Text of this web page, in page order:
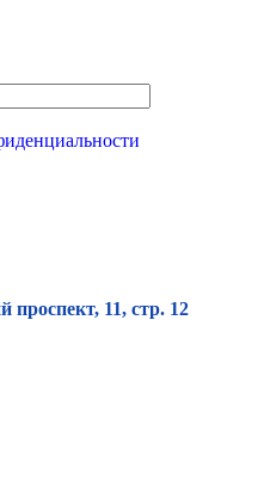
проспект, 11, стр. 12